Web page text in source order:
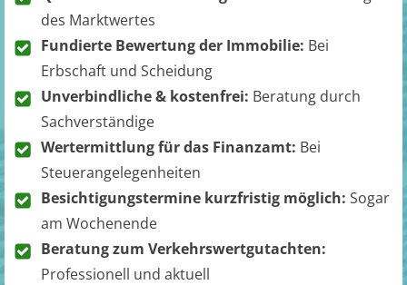
des Marktwertes
Fundierte Bewertung der Immobilie: Bei
Erbschaft und Scheidung
Unverbindliche & kostenfrei: Beratung durch
Sachverständige
Wertermittlung für das Finanzamt: Bei
Steuerangelegenheiten
Besichtigungstermine kurzfristig möglich: Sogar
am Wochenende
Beratung zum Verkehrswertgutachten:
Professionell und aktuell